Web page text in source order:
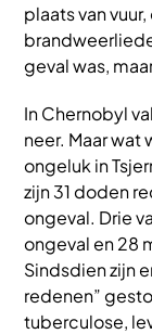
plaats van
geval was,
In Chernobyl
neer. Maar wat
ongeluk in
zijn 31 doden
ongeval. Drie
ongeval en 28
Sindsdien zijn
redenen”
tuberculose,